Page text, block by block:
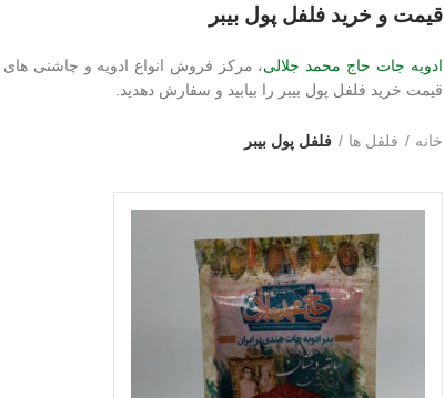
قیمت و خرید فلفل پول بیبر
ادویه جات حاج محمد جلالی، مرکز فروش انواع ادویه و چاشنی
قیمت خرید فلفل پول بیبر را بیابید و سفارش دهدید.
خانه فلفل ها فلفل پول بیبر